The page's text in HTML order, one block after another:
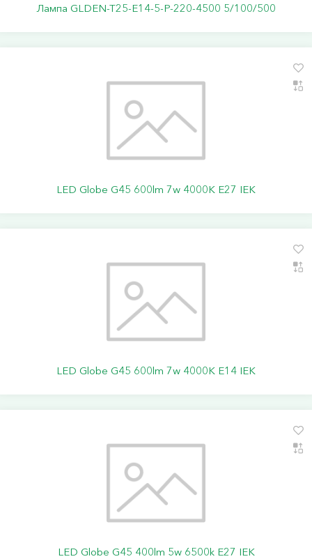
Лампа GLDEN-T25-E14-5-P-220-4500 5/100/500
LED Globe G45 600lm 7w 4000K E27 IEK
LED Globe G45 600lm 7w 4000K E14 IEK
LED Globe G45 400lm 5w 6500k E27 IEK